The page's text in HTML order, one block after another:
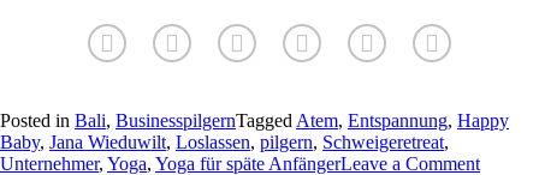
Posted in Bali, BusinesspilgernTagged Atem, Entspannung, Happy
Baby, Jana Wieduwilt, Loslassen, pilgern, Schweigeretreat,
Unternehmer, Yoga, Yoga für späte AnfängerLeave a Comment